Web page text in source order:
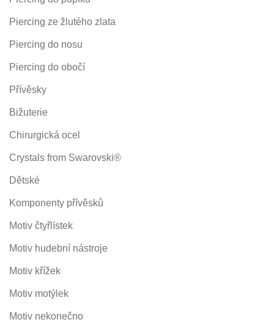
Piercing ze žlutého zlata
Piercing do nosu
Piercing do obočí
Přívěsky
Bižuterie
Chirurgická ocel
Crystals from Swarovski®
Dětské
Komponenty přívěsků
Motiv čtyřlístek
Motiv hudební nástroje
Motiv křížek
Motiv motýlek
Motiv nekonečno